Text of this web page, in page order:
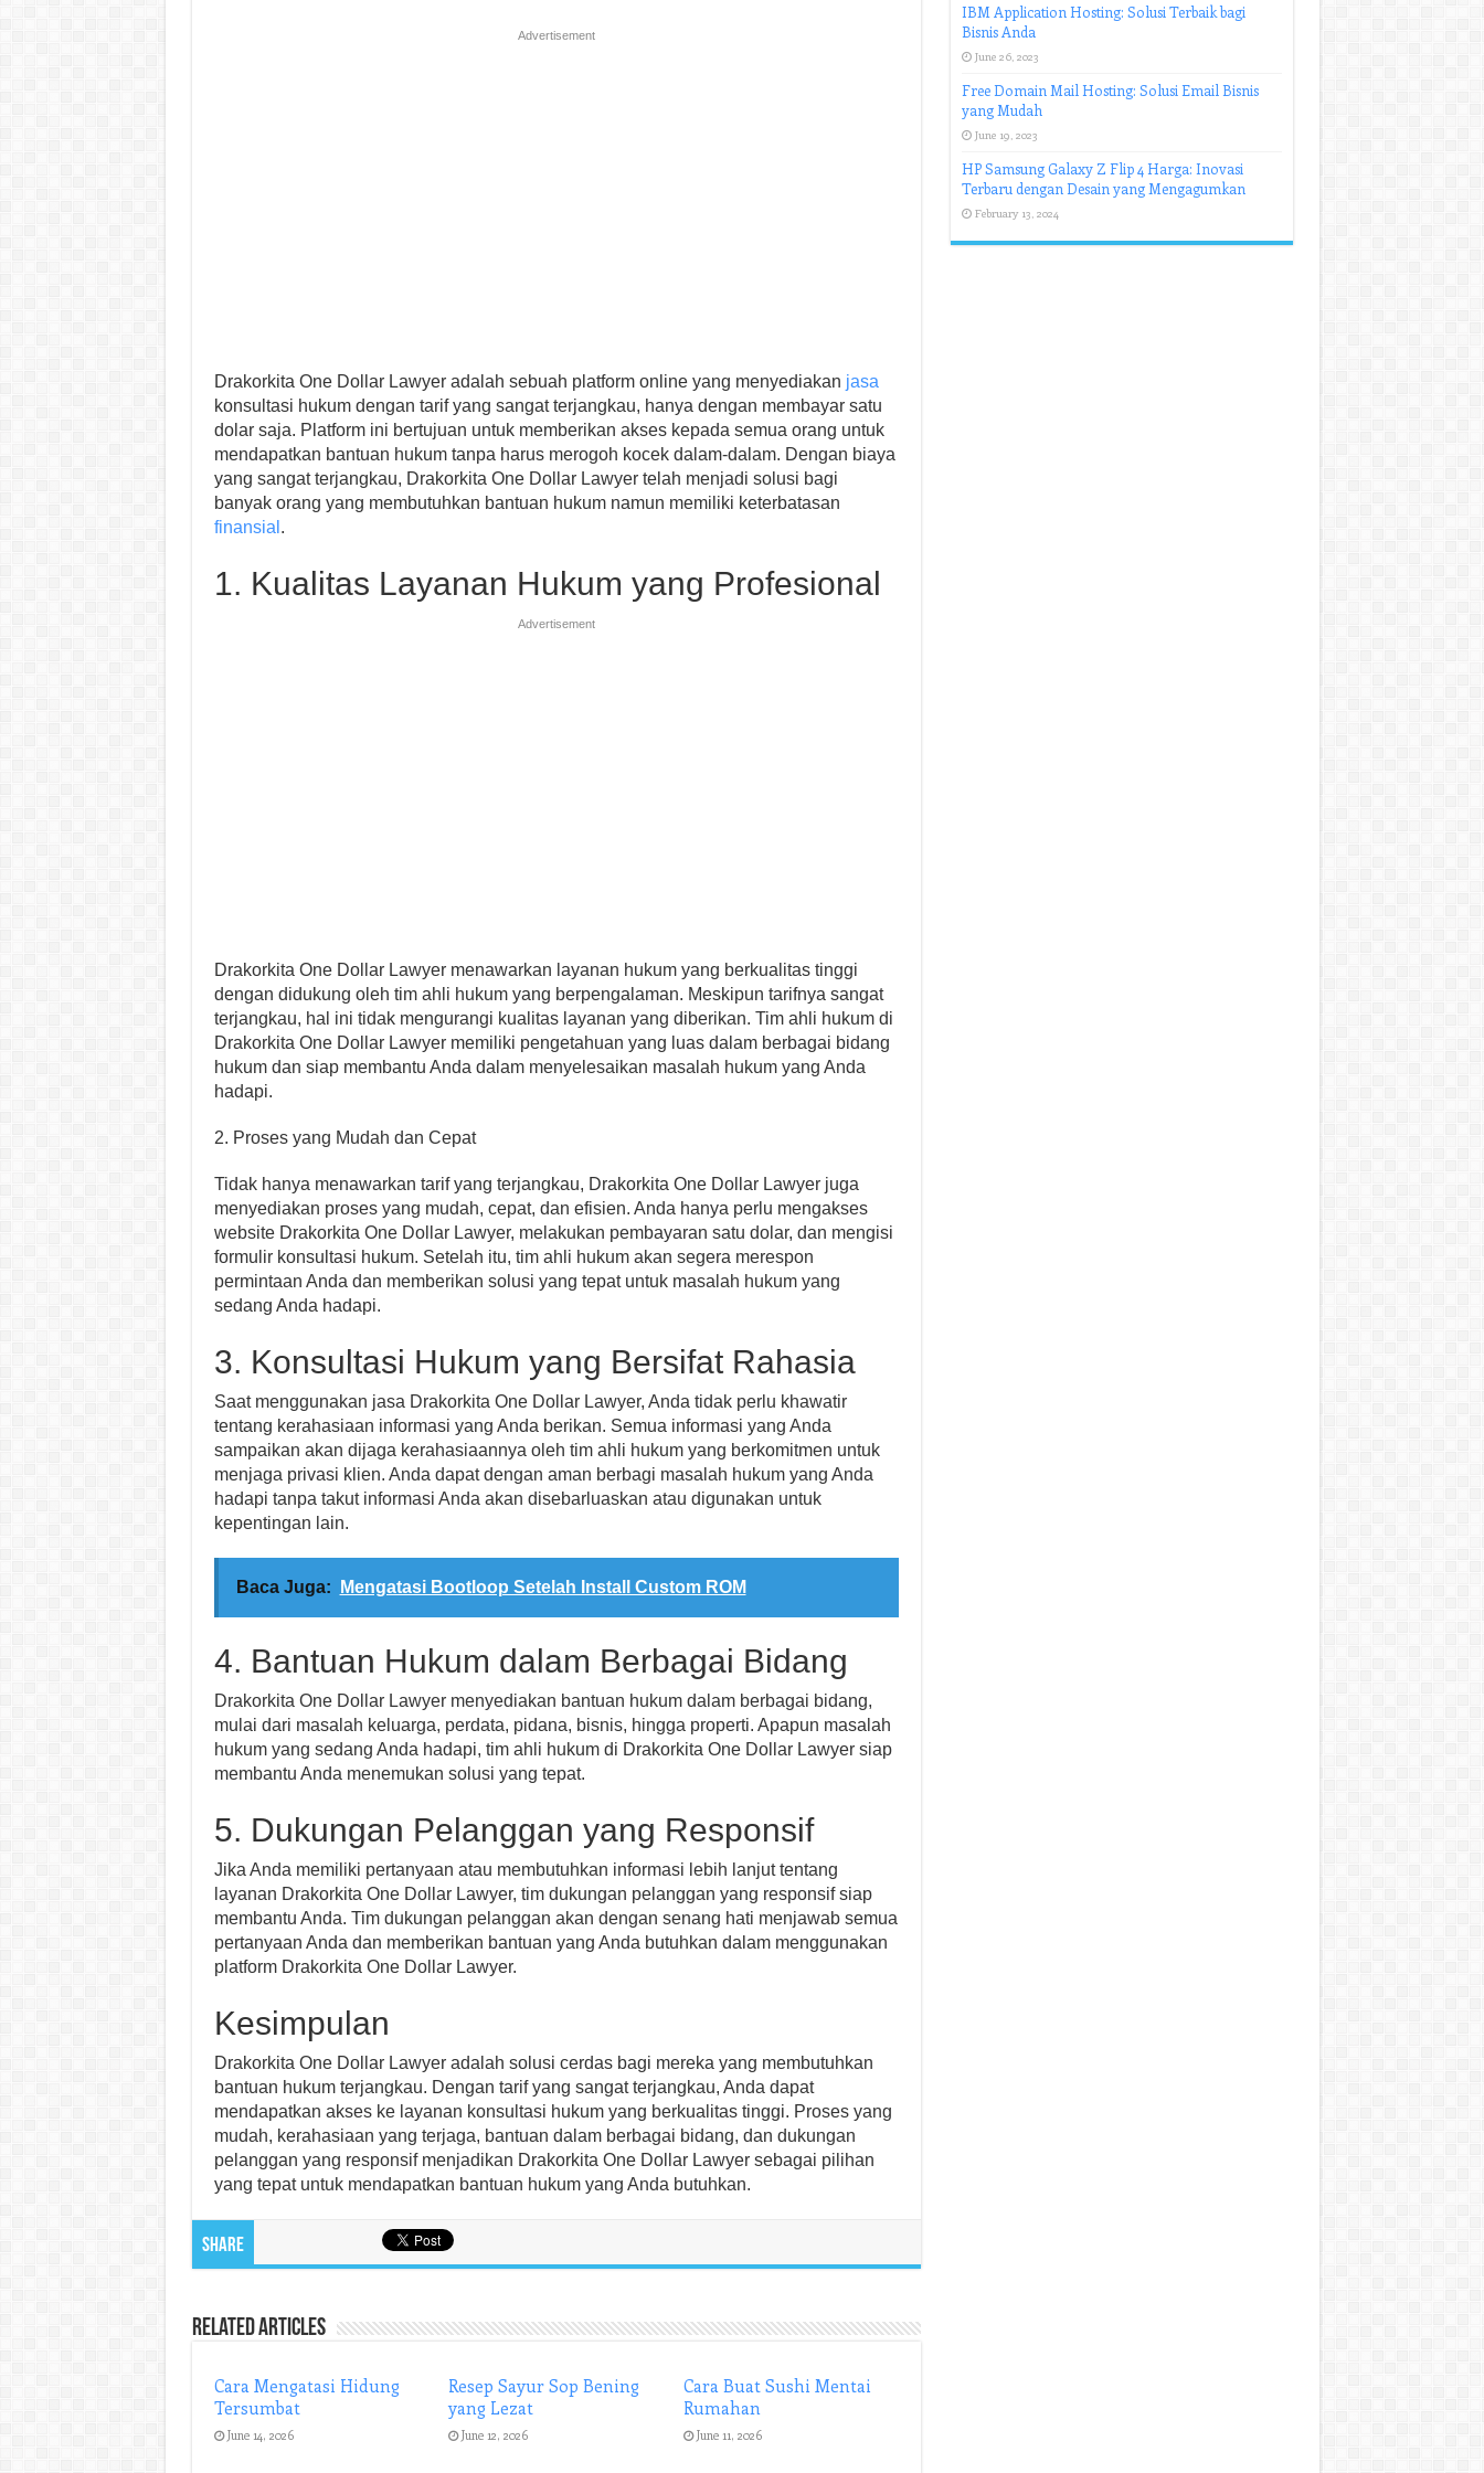
Advertisement
Drakorkita One Dollar Lawyer adalah sebuah platform online yang menyediakan jasa
konsultasi hukum dengan tarif yang sangat terjangkau, hanya dengan membayar satu
dolar saja. Platform ini bertujuan untuk memberikan akses kepada semua orang untuk
mendapatkan bantuan hukum tanpa harus merogoh kocek dalam-dalam. Dengan biaya
yang sangat terjangkau, Drakorkita One Dollar Lawyer telah menjadi solusi bagi
banyak orang yang membutuhkan bantuan hukum namun memiliki keterbatasan
finansial .
1. Kualitas Layanan Hukum yang Profesional
Advertisement
Drakorkita One Dollar Lawyer menawarkan layanan hukum yang berkualitas tinggi
dengan didukung oleh tim ahli hukum yang berpengalaman. Meskipun tarifnya sangat
terjangkau, hal ini tidak mengurangi kualitas layanan yang diberikan. Tim ahli hukum di
Drakorkita One Dollar Lawyer memiliki pengetahuan yang luas dalam berbagai bidang
hukum dan siap membantu Anda dalam menyelesaikan masalah hukum yang Anda
hadapi.
2. Proses yang Mudah dan Cepat
Tidak hanya menawarkan tarif yang terjangkau, Drakorkita One Dollar Lawyer juga
menyediakan proses yang mudah, cepat, dan efisien. Anda hanya perlu mengakses
website Drakorkita One Dollar Lawyer, melakukan pembayaran satu dolar, dan mengisi
formulir konsultasi hukum. Setelah itu, tim ahli hukum akan segera merespon
permintaan Anda dan memberikan solusi yang tepat untuk masalah hukum yang
sedang Anda hadapi.
3. Konsultasi Hukum yang Bersifat Rahasia
Saat menggunakan jasa Drakorkita One Dollar Lawyer, Anda tidak perlu khawatir
tentang kerahasiaan informasi yang Anda berikan. Semua informasi yang Anda
sampaikan akan dijaga kerahasiaannya oleh tim ahli hukum yang berkomitmen untuk
menjaga privasi klien. Anda dapat dengan aman berbagi masalah hukum yang Anda
hadapi tanpa takut informasi Anda akan disebarluaskan atau digunakan untuk
kepentingan lain.
Baca Juga: Mengatasi Bootloop Setelah Install Custom ROM
4. Bantuan Hukum dalam Berbagai Bidang
Drakorkita One Dollar Lawyer menyediakan bantuan hukum dalam berbagai bidang,
mulai dari masalah keluarga, perdata, pidana, bisnis, hingga properti. Apapun masalah
hukum yang sedang Anda hadapi, tim ahli hukum di Drakorkita One Dollar Lawyer siap
membantu Anda menemukan solusi yang tepat.
5. Dukungan Pelanggan yang Responsif
Jika Anda memiliki pertanyaan atau membutuhkan informasi lebih lanjut tentang
layanan Drakorkita One Dollar Lawyer, tim dukungan pelanggan yang responsif siap
membantu Anda. Tim dukungan pelanggan akan dengan senang hati menjawab semua
pertanyaan Anda dan memberikan bantuan yang Anda butuhkan dalam menggunakan
platform Drakorkita One Dollar Lawyer.
Kesimpulan
Drakorkita One Dollar Lawyer adalah solusi cerdas bagi mereka yang membutuhkan
bantuan hukum terjangkau. Dengan tarif yang sangat terjangkau, Anda dapat
mendapatkan akses ke layanan konsultasi hukum yang berkualitas tinggi. Proses yang
mudah, kerahasiaan yang terjaga, bantuan dalam berbagai bidang, dan dukungan
pelanggan yang responsif menjadikan Drakorkita One Dollar Lawyer sebagai pilihan
yang tepat untuk mendapatkan bantuan hukum yang Anda butuhkan.
Share
Related Articles
Cara Mengatasi Hidung
Tersumbat
June 14, 2026
Resep Sayur Sop Bening
yang Lezat
June 12, 2026
Cara Buat Sushi Mentai
Rumahan
June 11, 2026
IBM Application Hosting: Solusi Terbaik bagi
Bisnis Anda
June 26, 2023
Free Domain Mail Hosting: Solusi Email Bisnis
yang Mudah
June 19, 2023
HP Samsung Galaxy Z Flip 4 Harga: Inovasi
Terbaru dengan Desain yang Mengagumkan
February 13, 2024